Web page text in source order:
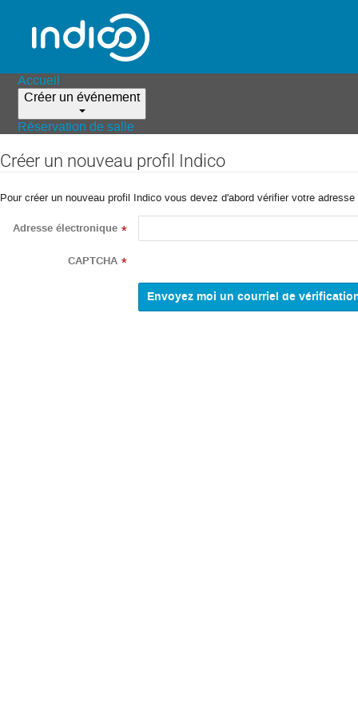
Accueil
Créer un événement
Réservation de salle
Créer un nouveau profil Indico
Pour créer un nouveau profil Indico vous devez d'abord vérifier votre
Adresse électronique *
CAPTCHA *